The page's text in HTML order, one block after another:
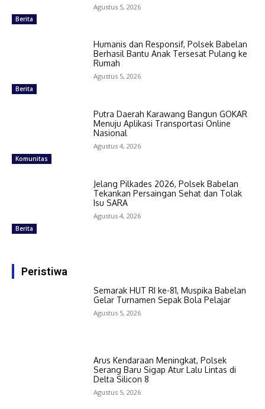
Berita
Agustus 5, 2026
Berita
Humanis dan Responsif, Polsek Babelan
Berhasil Bantu Anak Tersesat Pulang ke
Rumah
Agustus 5, 2026
Komunitas
Putra Daerah Karawang Bangun GOKAR
Menuju Aplikasi Transportasi Online
Nasional
Agustus 4, 2026
Berita
Jelang Pilkades 2026, Polsek Babelan
Tekankan Persaingan Sehat dan Tolak
Isu SARA
Agustus 4, 2026
Peristiwa
Semarak HUT RI ke-81, Muspika Babelan
Gelar Turnamen Sepak Bola Pelajar
Agustus 5, 2026
Arus Kendaraan Meningkat, Polsek
Serang Baru Sigap Atur Lalu Lintas di
Delta Silicon 8
Agustus 5, 2026